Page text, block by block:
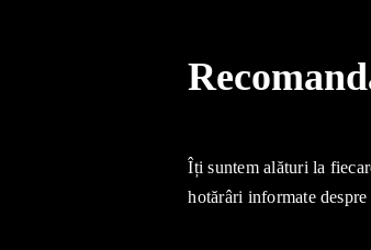
Îți suntem alături la
hotărâri informate